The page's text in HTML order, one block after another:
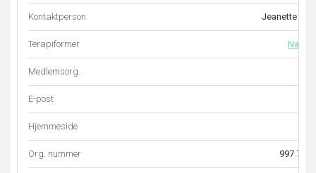
Kontaktperson Jeanette
Terapiformer
Medlemsorg.
E-post
Hjemmeside
Org. nummer 997 730